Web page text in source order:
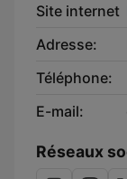
Site internet
Adresse:
Téléphone:
E-mail:
Réseaux